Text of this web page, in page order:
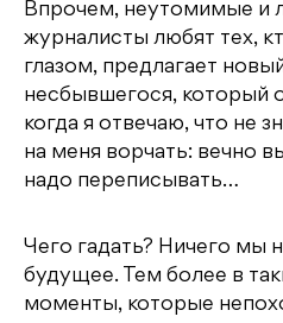
Впрочем, неутомимые и
журналисты любят тех,
глазом, предлагает
несбывшегося, который
когда я отвечаю, что не
на меня ворчать: вечно
надо переписывать…
Чего гадать? Ничего мы
будущее. Тем более в
моменты, которые